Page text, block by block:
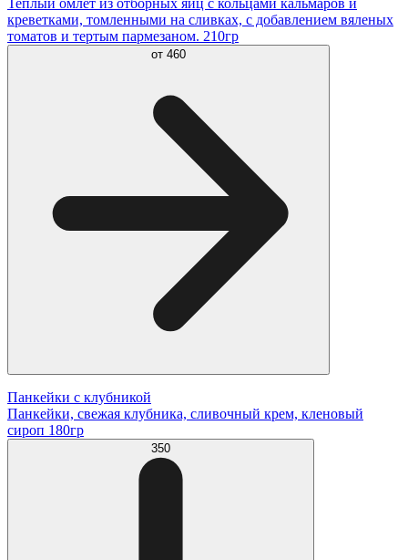
креветками, томленными на сливках, с добавлением вяленых
томатов и тертым пармезаном. 210гр
от 460
Панкейки с клубникой
Панкейки, свежая клубника, сливочный крем, кленовый
сироп 180гр
350